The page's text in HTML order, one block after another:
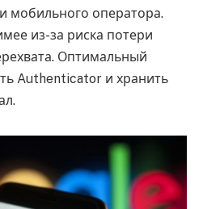
мобильного оператора.
из-за риска потери
Оптимальный
Authenticator и хранить